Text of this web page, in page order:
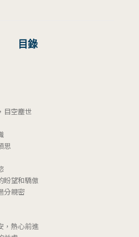
目錄
空塵世
思
望和驕傲
分親密
熱心前進